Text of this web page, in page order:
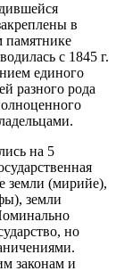
в
памятнике
с 1845 г.
единого
разного рода
на 5
земли (мирийе),
земли
но
законам и